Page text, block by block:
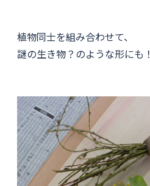
植物同士を組み合わせて、
謎の生き物？のような形にも！